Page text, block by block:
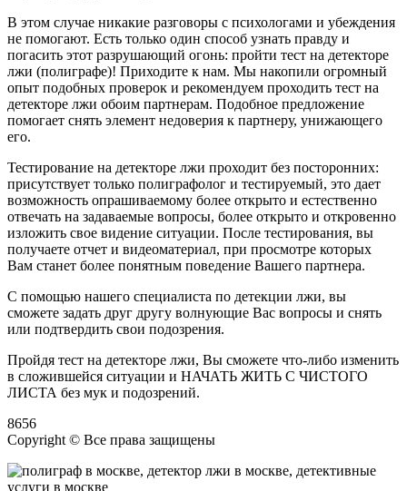
В этом случае никакие разговоры с психологами и убеждения
не помогают. Есть только один способ узнать правду и
погасить этот разрушающий огонь: пройти тест на детекторе
лжи (полиграфе)! Приходите к нам. Мы накопили огромный
опыт подобных проверок и рекомендуем проходить тест на
детекторе лжи обоим партнерам. Подобное предложение
помогает снять элемент недоверия к партнеру, унижающего
его.
Тестирование на детекторе лжи проходит без посторонних:
присутствует только полиграфолог и тестируемый, это дает
возможность опрашиваемому более открыто и естественно
отвечать на задаваемые вопросы, более открыто и откровенно
изложить свое видение ситуации. После тестирования, вы
получаете отчет и видеоматериал, при просмотре которых
Вам станет более понятным поведение Вашего партнера.
С помощью нашего специалиста по детекции лжи, вы
сможете задать друг другу волнующие Вас вопросы и снять
или подтвердить свои подозрения.
Пройдя тест на детекторе лжи, Вы сможете что-либо изменить
в сложившейся ситуации и НАЧАТЬ ЖИТЬ С ЧИСТОГО
ЛИСТА без мук и подозрений.
8656
Copyright © Все права защищены